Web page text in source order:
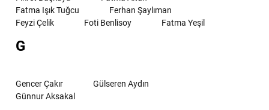
Fatma Işık Tuğcu
Ferhan Şaylıman
Feyzi Çelik
Foti Benlisoy Fatma Yeşil
G
Gencer Çakır
Gülseren Aydın
Günnur Aksakal